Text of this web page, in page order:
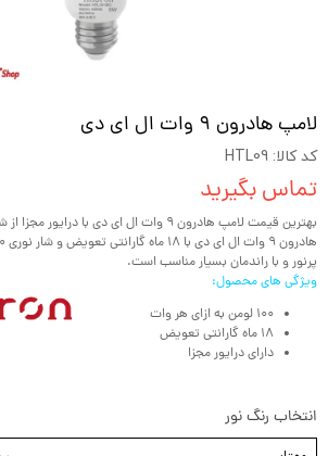
لامپ هادرون 9 وات ال ای دی
کد کالا: HTL09
تماس بگیرید
بهترین قیمت لامپ هادرون 9 وات ال ای دی با
پرنور و با راندمان بسیار مناسب است.
ویژگی های محصول:
100 لومن به ازای هر وات
18 ماه گارانتی تعویض
دارای درایور مجزا
انتخاب رنگ نور